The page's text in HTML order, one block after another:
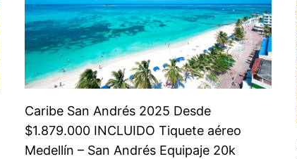
Caribe San Andrés 2025 Desde
$1.879.000 INCLUIDO Tiquete aéreo
Medellín – San Andrés Equipaje 20k